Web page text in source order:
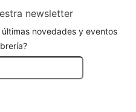
newsletter
novedades y eventos